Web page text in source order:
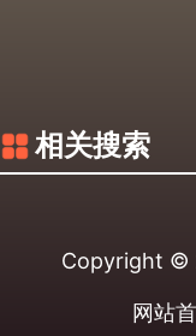
相关搜索
Copyright ©
网站